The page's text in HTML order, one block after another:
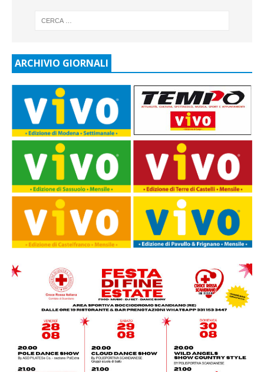
ARCHIVIO GIORNALI